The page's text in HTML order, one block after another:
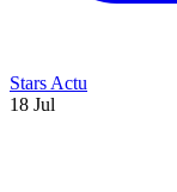
Stars Actu
18 Jul